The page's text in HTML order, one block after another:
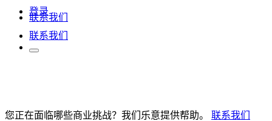
登录
联系我们
联系我们
您正在面临哪些商业挑战？我们乐意提供帮助。
联系我们